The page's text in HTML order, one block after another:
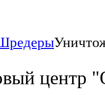
центр